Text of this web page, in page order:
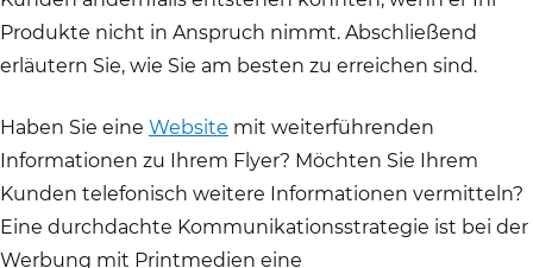
Produkte nicht in Anspruch nimmt. Abschließend
erläutern Sie, wie Sie am besten zu erreichen sind.
Haben Sie eine Website mit weiterführenden
Informationen zu Ihrem Flyer? Möchten Sie Ihrem
Kunden telefonisch weitere Informationen vermitteln?
Eine durchdachte Kommunikationsstrategie ist bei der
Werbung mit Printmedien eine